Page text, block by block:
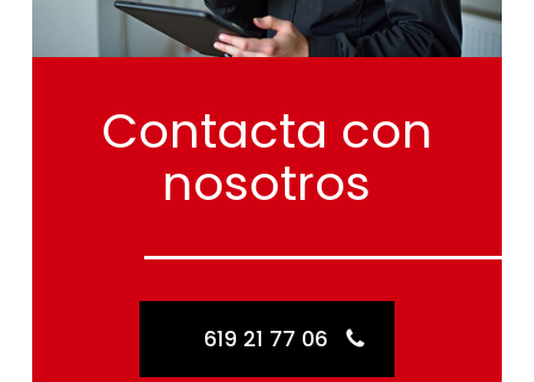
Contacta con
nosotros
619 21 77 06